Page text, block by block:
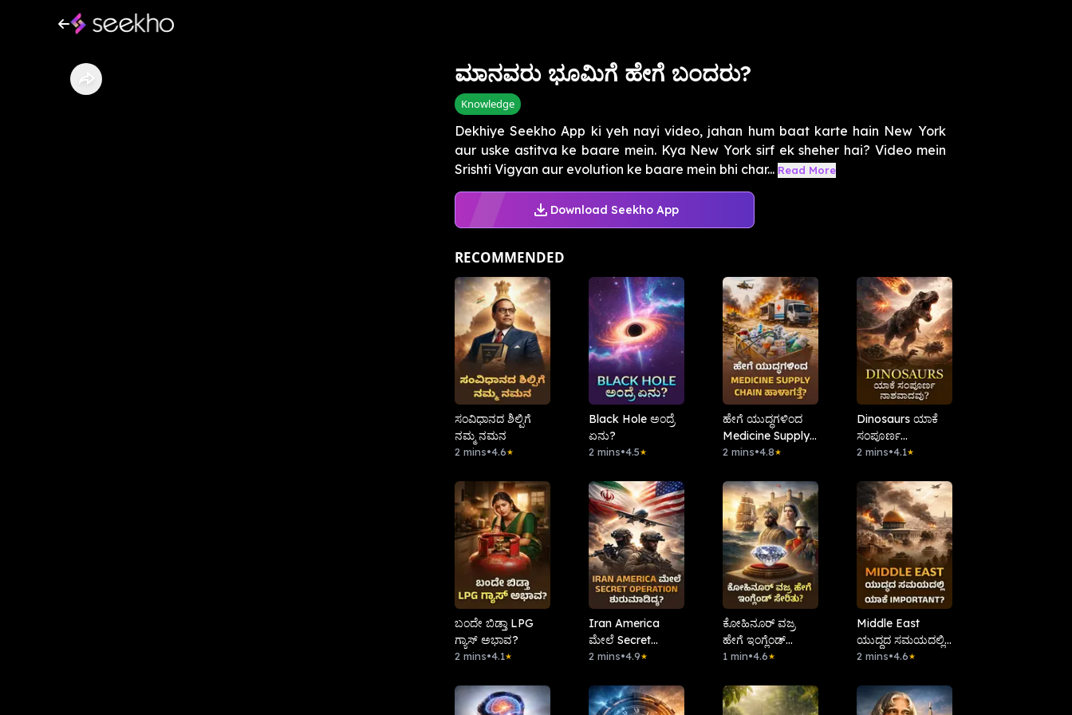
ಮಾನವರು ಭೂಮಿಗೆ ಹೇಗೆ ಬಂದರು?
Knowledge
Dekhiye Seekho App ki yeh nayi video, jahan hum baat karte hain New York
aur uske astitva ke baare mein. Kya New York sirf ek sheher hai? Video mein
Srishti Vigyan aur evolution ke baare mein bhi char... Read More
Download Seekho App
RECOMMENDED
ಸಂವಿಧಾನದ ಶಿಲ್ಪಿಗೆ
ನಮ್ಮ ನಮನ
2 mins•4.6★
Black Hole ಅಂದ್ರೆ
ಏನು?
2 mins•4.5★
ಹೇಗೆ ಯುದ್ಧಗಳಿಂದ
Medicine Supply
Chain ಹಾಳಾಗತ್ತೆ?
2 mins•4.8★
Dinosaurs ಯಾಕೆ
ಸಂಪೂರ್ಣ
ನಾಶವಾದವು?
2 mins•4.1★
ಬಂದೇ ಬಿಡ್ತಾ LPG
ಗ್ಯಾಸ್ ಅಭಾವ?
2 mins•4.1★
Iran America
ಮೇಲೆ Secret
Operation
2 mins•4.9★
ಕೋಹಿನೂರ್ ವಜ್ರ
ಹೇಗೆ ಇಂಗ್ಲೆಂಡ್
ಸೇರಿತು?
1 min•4.6★
Middle East
ಯುದ್ಧದ ಸಮಯದಲ್ಲಿ
ಯಾಕೆ Important?
2 mins•4.6★